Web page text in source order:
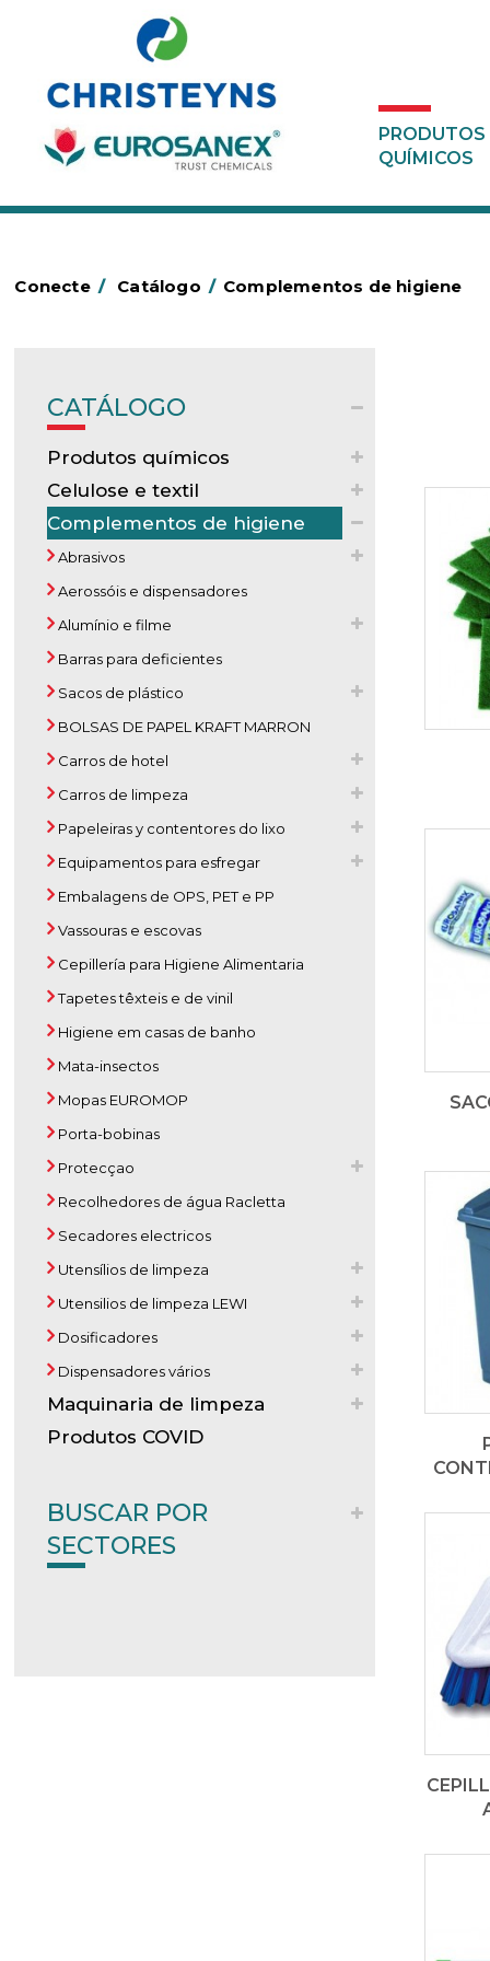
PRODUTOS
QUÍMICOS
Conecte / Catálogo / Complementos de higiene
CATÁLOGO
Produtos químicos
Celulose e textil
Complementos de higiene
Abrasivos
Aerossóis e dispensadores
Alumínio e filme
Barras para deficientes
Sacos de plástico
BOLSAS DE PAPEL KRAFT MARRON
Carros de hotel
Carros de limpeza
Papeleiras y contentores do lixo
Equipamentos para esfregar
Embalagens de OPS, PET e PP
Vassouras e escovas
Cepillería para Higiene Alimentaria
Tapetes têxteis e de vinil
Higiene em casas de banho
Mata-insectos
Mopas EUROMOP
Porta-bobinas
Protecçao
Recolhedores de água Racletta
Secadores electricos
Utensílios de limpeza
Utensilios de limpeza LEWI
Dosificadores
Dispensadores vários
Maquinaria de limpeza
Produtos COVID
BUSCAR POR
SECTORES